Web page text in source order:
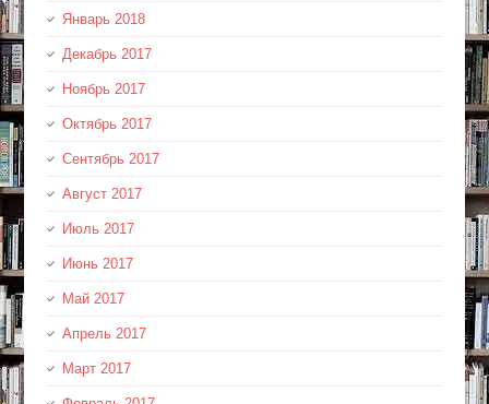
Январь 2018
Декабрь 2017
Ноябрь 2017
Октябрь 2017
Сентябрь 2017
Август 2017
Июль 2017
Июнь 2017
Май 2017
Апрель 2017
Март 2017